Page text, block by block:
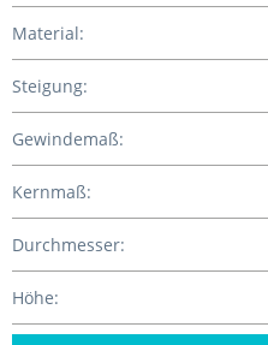
Material:
Steigung:
Gewindemaß:
Kernmaß:
Durchmesser:
Höhe: